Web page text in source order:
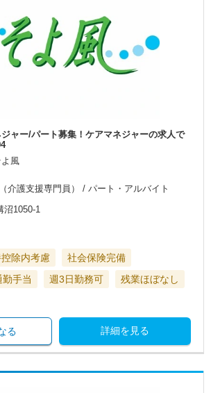
ジャー/パート募集！ケアマネジャーの求人で
風
介護支援専門員） / パート・アルバイト
沼1050-1
除内考慮
社会保険完備
勤手当 週3日勤務可 残業ほぼなし
詳細を見る
る